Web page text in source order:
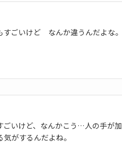
すごいけど なんか違うんだよ
ごいけど、なんかこう…人の手が
がするんだよね。